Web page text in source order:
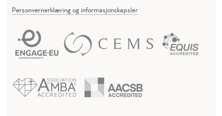
Personvernerklæring og informasjonskapsler